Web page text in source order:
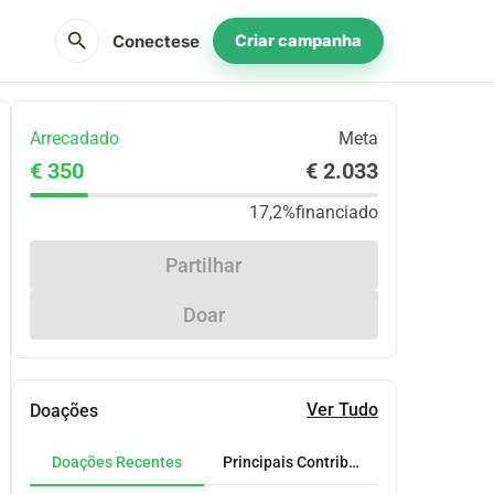
search Conectese Criar campanha
Arrecadado Meta
€ 350 € 2.033
17,2%financiado
Partilhar
Doar
Doações Ver Tudo
Doações Recentes Principais Contribuidores